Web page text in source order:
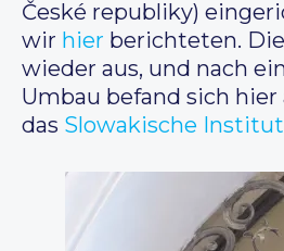
České republiky)
wir hier berichteten. Die
wieder aus, und nach
Umbau befand sich hier
das Slowakische Institut